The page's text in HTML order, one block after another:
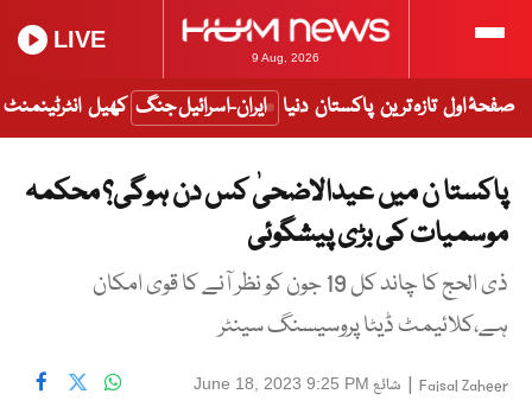
9 Aug, 2026
LIVE
صفحۂ اول تازہ ترین پاکستان دنیا ایران-اسرائیل جنگ کھیل انٹرٹینمنٹ
پاکستا ن میں عیدالاضحیٰ کس دن ہوگی؟ محکمہ
موسمیات کی بڑی پیشگوئی
ذی الحج کا چاند کل 19 جون کو نظر آنے کا قوی امکان
ہے،کلائیمٹ ڈیٹا پروسیسنگ سینٹر
Faisal Zaheer
| شائع June 18, 2023 9:25 PM